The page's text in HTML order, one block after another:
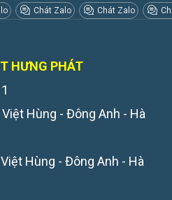
Chát Zalo Chát Zalo
HƯNG PHÁT
Hùng - Đông Anh - Hà
Hùng - Đông Anh - Hà